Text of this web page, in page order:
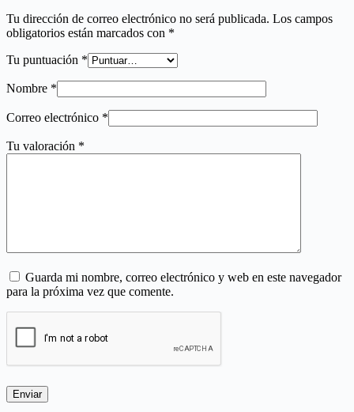
Tu dirección de correo electrónico no será publicada. Los campos
obligatorios están marcados con *
Tu puntuación *
Nombre *
Correo electrónico *
Tu valoración *
Guarda mi nombre, correo electrónico y web en este navegador
para la próxima vez que comente.
Enviar